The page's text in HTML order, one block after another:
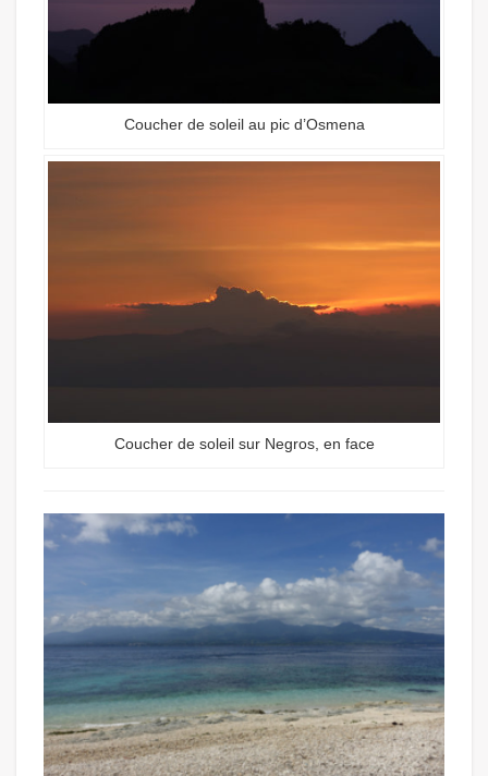
Coucher de soleil au pic d’Osmena
Coucher de soleil sur Negros, en face